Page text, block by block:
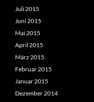
Juli 2015
Juni 2015
Mai 2015
April 2015
März 2015
Februar 2015
Januar 2015
Dezember 2014